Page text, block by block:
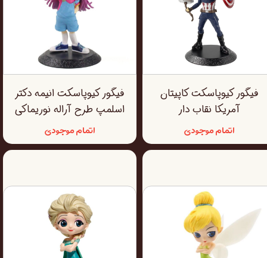
فیگور کیوپاسکت کاپیتان
آمریکا نقاب دار
اتمام موجودی
فیگور کیوپاسکت انیمه دکتر
اسلمپ طرح آراله نوریماکی
اتمام موجودی